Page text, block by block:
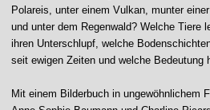
Polareis, unter einem Vulkan, munter
und unter dem Regenwald? Welche Tiere
ihren Unterschlupf, welche
seit ewigen Zeiten und welche Bedeutung
Mit einem Bilderbuch in ungewöhnlichem